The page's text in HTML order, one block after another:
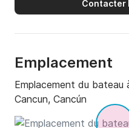
crevettes grillés, ailes de
un devis.
Contacter
Emplacement
Emplacement du bateau
Cancun, Cancún